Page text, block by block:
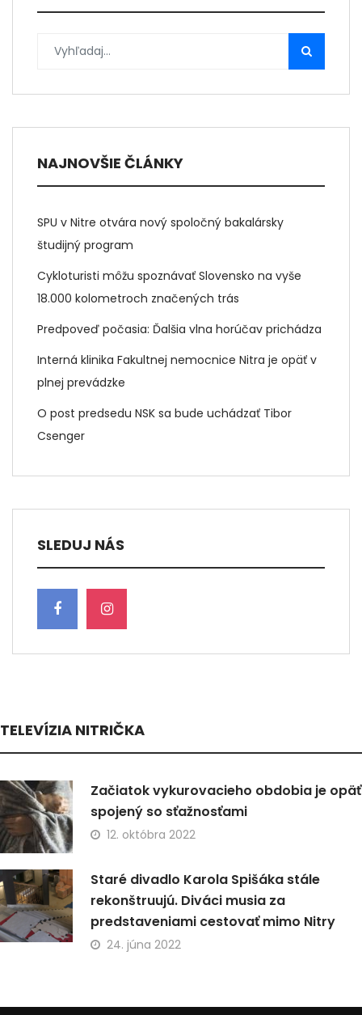
NAJNOVŠIE ČLÁNKY
SPU v Nitre otvára nový spoločný bakalársky
študijný program
Cykloturisti môžu spoznávať Slovensko na vyše
18.000 kolometroch značených trás
Predpoveď počasia: Ďalšia vlna horúčav prichádza
Interná klinika Fakultnej nemocnice Nitra je opäť v
plnej prevádzke
O post predsedu NSK sa bude uchádzať Tibor
Csenger
SLEDUJ NÁS
TELEVÍZIA NITRIČKA
Začiatok vykurovacieho obdobia je opäť
spojený so sťažnosťami
12. októbra 2022
Staré divadlo Karola Spišáka stále
rekonštruujú. Diváci musia za
predstaveniami cestovať mimo Nitry
24. júna 2022